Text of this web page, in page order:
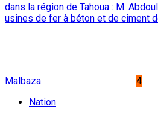
dans la région de Tahoua : M.
usines de fer à béton et de ciment
Malbaza
4
Nation